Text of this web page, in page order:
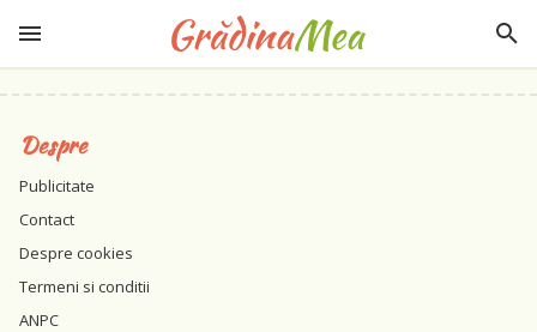
Despre
Publicitate
Contact
Despre cookies
Termeni si conditii
ANPC